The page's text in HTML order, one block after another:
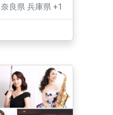
奈良県 兵庫県 +1